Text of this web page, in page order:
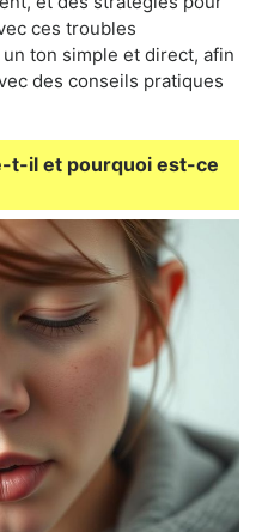
ces troubles
ton simple et direct, afin
des conseils pratiques
t-il et pourquoi est-ce